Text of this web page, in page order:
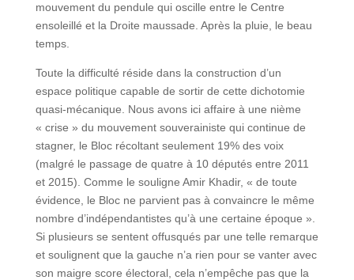
mouvement du pendule qui oscille entre le Centre
ensoleillé et la Droite maussade. Après la pluie, le beau
temps.
Toute la difficulté réside dans la construction d’un
espace politique capable de sortir de cette dichotomie
quasi-mécanique. Nous avons ici affaire à une nième
« crise » du mouvement souverainiste qui continue de
stagner, le Bloc récoltant seulement 19% des voix
(malgré le passage de quatre à 10 députés entre 2011
et 2015). Comme le souligne Amir Khadir, « de toute
évidence, le Bloc ne parvient pas à convaincre le même
nombre d’indépendantistes qu’à une certaine époque ».
Si plusieurs se sentent offusqués par une telle remarque
et soulignent que la gauche n’a rien pour se vanter avec
son maigre score électoral, cela n’empêche pas que la